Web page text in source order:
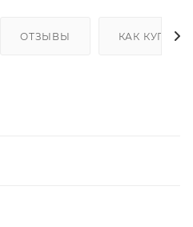
ОТЗЫВЫ КАК КУПИТЬ